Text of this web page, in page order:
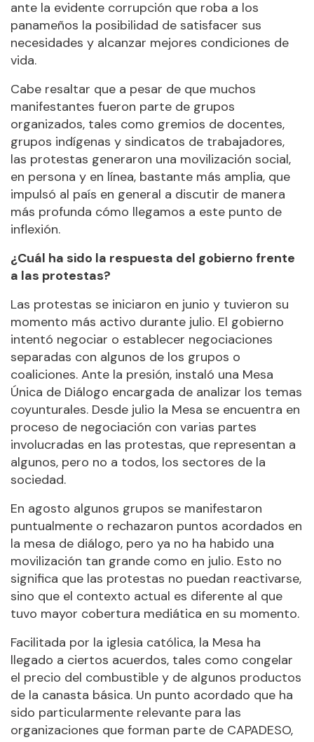
ante la evidente corrupción que roba a los
panameños la posibilidad de satisfacer sus
necesidades y alcanzar mejores condiciones de
vida.
Cabe resaltar que a pesar de que muchos
manifestantes fueron parte de grupos
organizados, tales como gremios de docentes,
grupos indígenas y sindicatos de trabajadores,
las protestas generaron una movilización social,
en persona y en línea, bastante más amplia, que
impulsó al país en general a discutir de manera
más profunda cómo llegamos a este punto de
inflexión.
¿Cuál ha sido la respuesta del gobierno frente
a las protestas?
Las protestas se iniciaron en junio y tuvieron su
momento más activo durante julio. El gobierno
intentó negociar o establecer negociaciones
separadas con algunos de los grupos o
coaliciones. Ante la presión, instaló una Mesa
Única de Diálogo encargada de analizar los temas
coyunturales. Desde julio la Mesa se encuentra en
proceso de negociación con varias partes
involucradas en las protestas, que representan a
algunos, pero no a todos, los sectores de la
sociedad.
En agosto algunos grupos se manifestaron
puntualmente o rechazaron puntos acordados en
la mesa de diálogo, pero ya no ha habido una
movilización tan grande como en julio. Esto no
significa que las protestas no puedan reactivarse,
sino que el contexto actual es diferente al que
tuvo mayor cobertura mediática en su momento.
Facilitada por la iglesia católica, la Mesa ha
llegado a ciertos acuerdos, tales como congelar
el precio del combustible y de algunos productos
de la canasta básica. Un punto acordado que ha
sido particularmente relevante para las
organizaciones que forman parte de CAPADESO,